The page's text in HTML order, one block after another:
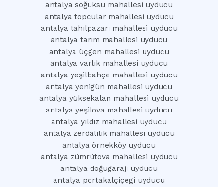
antalya soğuksu mahallesi uyducu
antalya topcular mahallesi uyducu
antalya tahılpazarı mahallesi uyducu
antalya tarım mahallesi uyducu
antalya üçgen mahallesi uyducu
antalya varlık mahallesi uyducu
antalya yeşilbahçe mahallesi uyducu
antalya yenigün mahallesi uyducu
antalya yüksekalan mahallesi uyducu
antalya yeşilova mahallesi uyducu
antalya yıldız mahallesi uyducu
antalya zerdalilik mahallesi uyducu
antalya örnekköy uyducu
antalya zümrütova mahallesi uyducu
antalya doğugarajı uyducu
antalya portakalçiçegi uyducu